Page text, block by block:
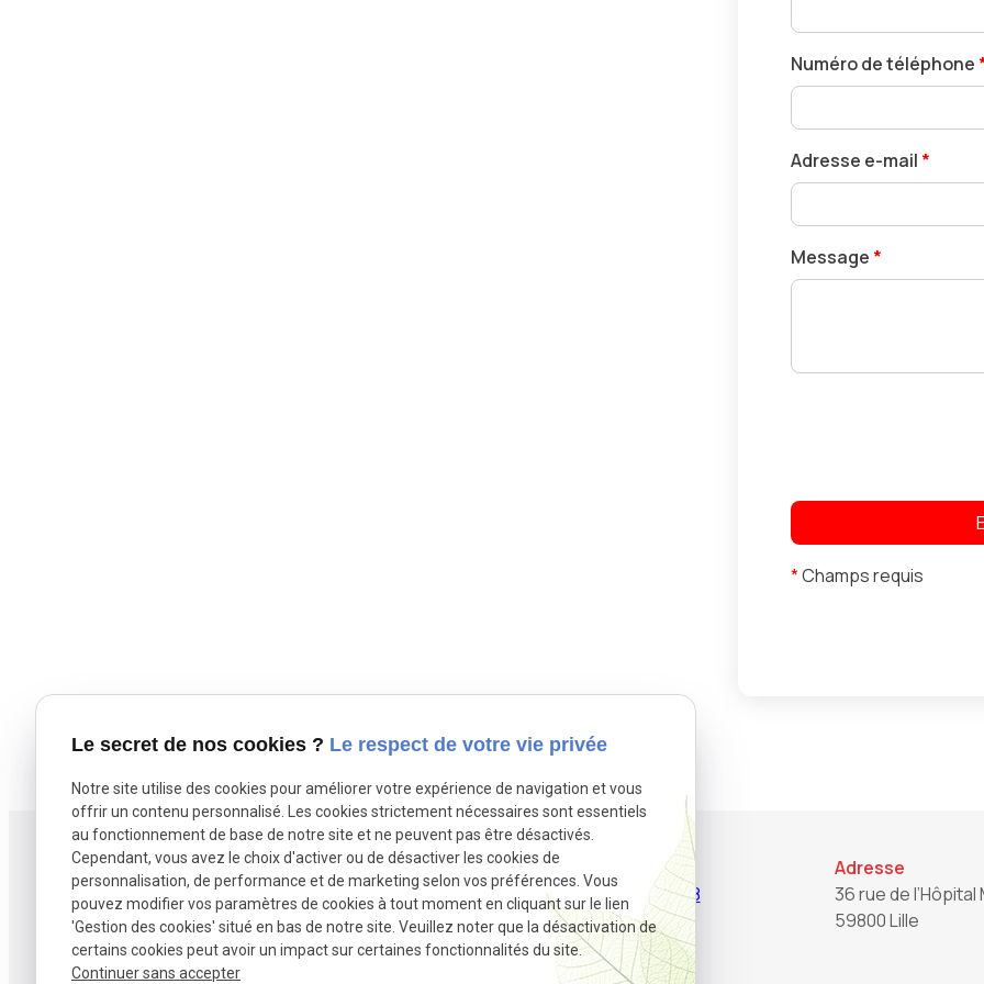
Numéro de téléphone
Adresse e-mail *
Message *
*Champs requis
Agence B2M spécialisée en vente et
rachat de fonds de commerce à Lille et
dans les Hauts-de-France.
Téléphone
03.20.22.82.28
Adresse
36 rue de
59800 Lille
Le secret de nos cookies ? Le respect de votre vie privée
Notre site utilise des cookies pour améliorer votre expérience de navigation et vous
offrir un contenu personnalisé. Les cookies strictement nécessaires sont essentiels
au fonctionnement de base de notre site et ne peuvent pas être désactivés.
Cependant, vous avez le choix d'activer ou de désactiver les cookies de
personnalisation, de performance et de marketing selon vos préférences. Vous
pouvez modifier vos paramètres de cookies à tout moment en cliquant sur le lien
'Gestion des cookies' situé en bas de notre site. Veuillez noter que la désactivation de
certains cookies peut avoir un impact sur certaines fonctionnalités du site.
Continuer sans accepter